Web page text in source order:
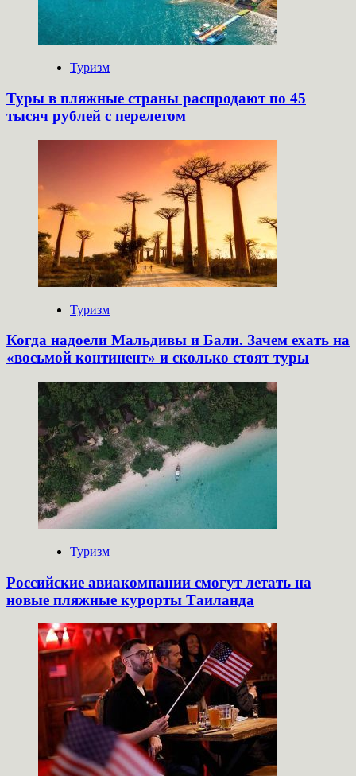
Туризм
Туры в пляжные страны распродают по 45
тысяч рублей с перелетом
Туризм
Когда надоели Мальдивы и Бали. Зачем ехать на
«восьмой континент» и сколько стоят туры
Туризм
Российские авиакомпании смогут летать на
новые пляжные курорты Таиланда